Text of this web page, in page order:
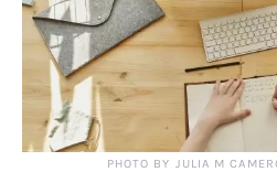
PHOTO BY JULIA M